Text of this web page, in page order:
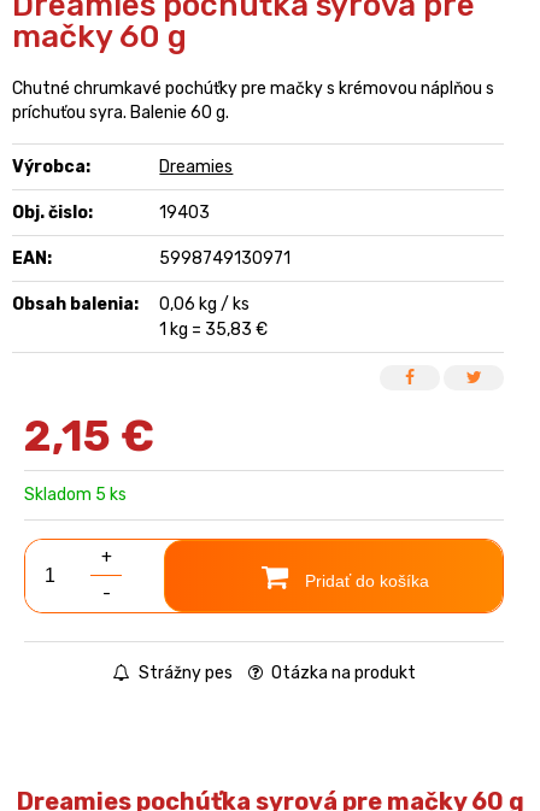
mačky 60 g
Chutné chrumkavé pochúťky pre mačky s krémovou náplňou s
príchuťou syra. Balenie 60 g.
Výrobca: Dreamies
Obj. čislo: 19403
EAN: 5998749130971
Obsah balenia:
0,06 kg / ks
1 kg = 35,83 €
2,15 €
Skladom 5 ks
+
-
Pridať do košíka
Strážny pes Otázka na produkt
Dreamies pochúťka syrová pre mačky 60 g